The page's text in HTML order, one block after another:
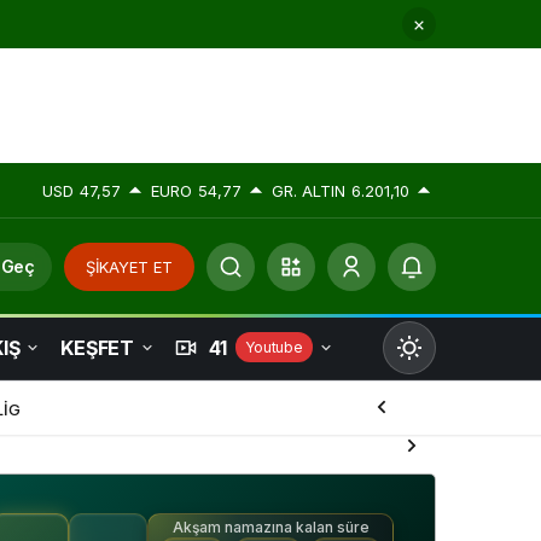
USD 47,57 EURO 54,77 GR. ALTIN 6.201,10
ŞİKAYET ET
KEŞFET 41 Youtube
Mod
değiştir
Akşam namazına kalan süre